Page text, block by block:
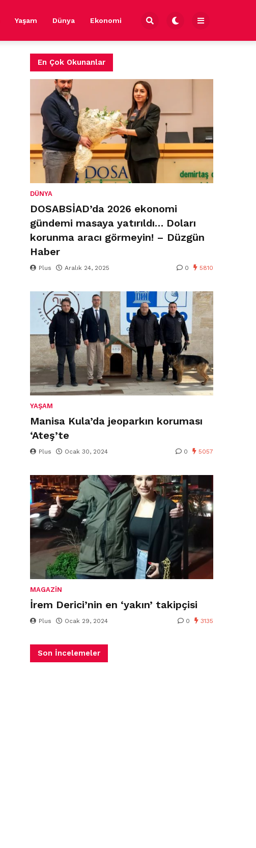
Yaşam Dünya Ekonomi
En Çok Okunanlar
DÜNYA
DOSABSİAD’da 2026 ekonomi
gündemi masaya yatırıldı… Doları
korunma aracı görmeyin! – Düzgün
Haber
Plus Aralık 24, 2025 0 5810
YAŞAM
Manisa Kula’da jeoparkın koruması
‘Ateş’te
Plus Ocak 30, 2024 0 5057
MAGAZIN
İrem Derici’nin en ‘yakın’ takipçisi
Plus Ocak 29, 2024 0 3135
Son İncelemeler